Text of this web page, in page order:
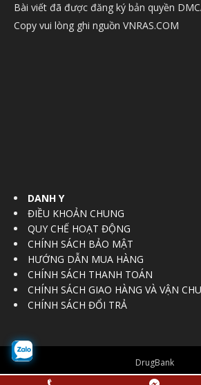
Bài viết đã được đăng ký bản quyền
Copy vui lòng ghi nguồn VNRAS.COM
DANH Y
ĐIỀU KHOẢN CHUNG
QUY CHẾ HOẠT ĐỘNG
CHÍNH SÁCH BẢO MẬT
HƯỚNG DẪN MUA HÀNG
CHÍNH SÁCH THANH TOÁN
CHÍNH SÁCH GIAO HÀNG VÀ VẬN
CHÍNH SÁCH ĐỔI TRẢ
DrugBank